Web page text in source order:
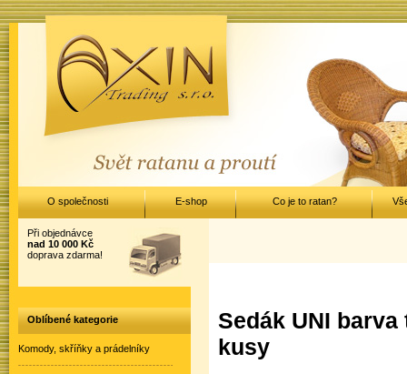
Sedák UNI
kusy
Při objednávce
nad 10 000 Kč
doprava zdarma!
Oblíbené kategorie
Komody, skříňky a prádelníky
O společnosti E-shop Co je to ratan?